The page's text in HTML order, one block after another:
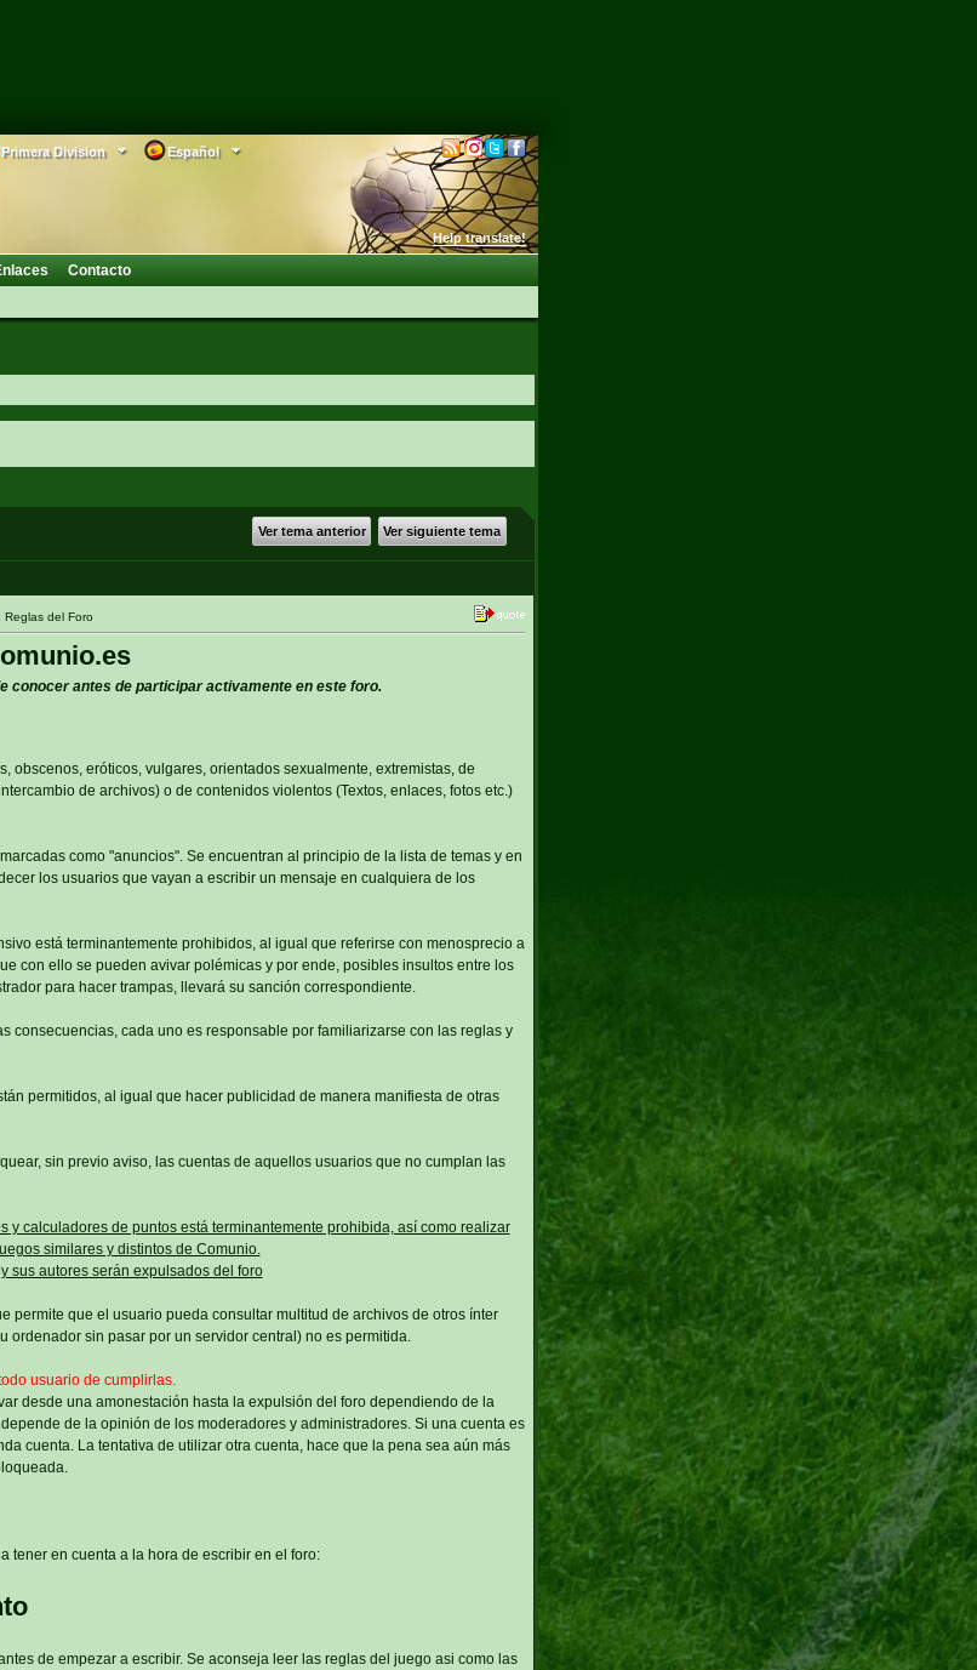
Español
Primera Division
Help translate!
Contacto
Ver tema anterior Ver siguiente tema
Reglas del Foro
conocer antes de participar activamente en este foro.
obscenos, eróticos, vulgares, orientados sexualmente, extremistas, de
de archivos) o de contenidos violentos (Textos, enlaces, fotos etc.)
como "anuncios". Se encuentran al principio de la lista de temas y en
los usuarios que vayan a escribir un mensaje en cualquiera de los
está terminantemente prohibidos, al igual que referirse con menosprecio a
con ello se pueden avivar polémicas y por ende, posibles insultos entre los
para hacer trampas, llevará su sanción correspondiente.
consecuencias, cada uno es responsable por familiarizarse con las reglas y
permitidos, al igual que hacer publicidad de manera manifiesta de otras
sin previo aviso, las cuentas de aquellos usuarios que no cumplan las
y calculadores de puntos está terminantemente prohibida, así como realizar
similares y distintos de Comunio.
sus autores serán expulsados del foro
permite que el usuario pueda consultar multitud de archivos de otros ínter
ordenador sin pasar por un servidor central) no es permitida.
usuario de cumplirlas.
desde una amonestación hasta la expulsión del foro dependiendo de la
de la opinión de los moderadores y administradores. Si una cuenta es
cuenta. La tentativa de utilizar otra cuenta, hace que la pena sea aún más
tener en cuenta a la hora de escribir en el foro:
de empezar a escribir. Se aconseja leer las reglas del juego asi como las